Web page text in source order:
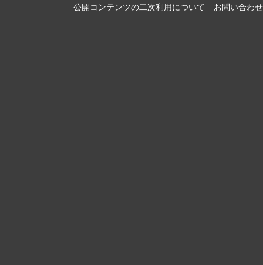
公開コンテンツの二次利用について
お問い合わせ